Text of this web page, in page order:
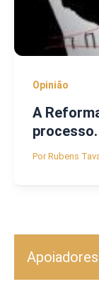
Opinião
A
processo.
PorRubens
Apoiadores